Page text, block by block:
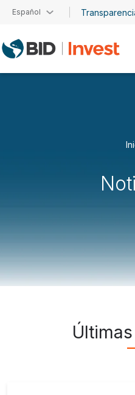
Pasar al contenido principal
Español